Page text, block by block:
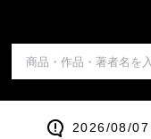
2026/08/07